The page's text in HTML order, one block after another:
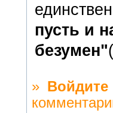
пусть и
безумен"
» Войдите